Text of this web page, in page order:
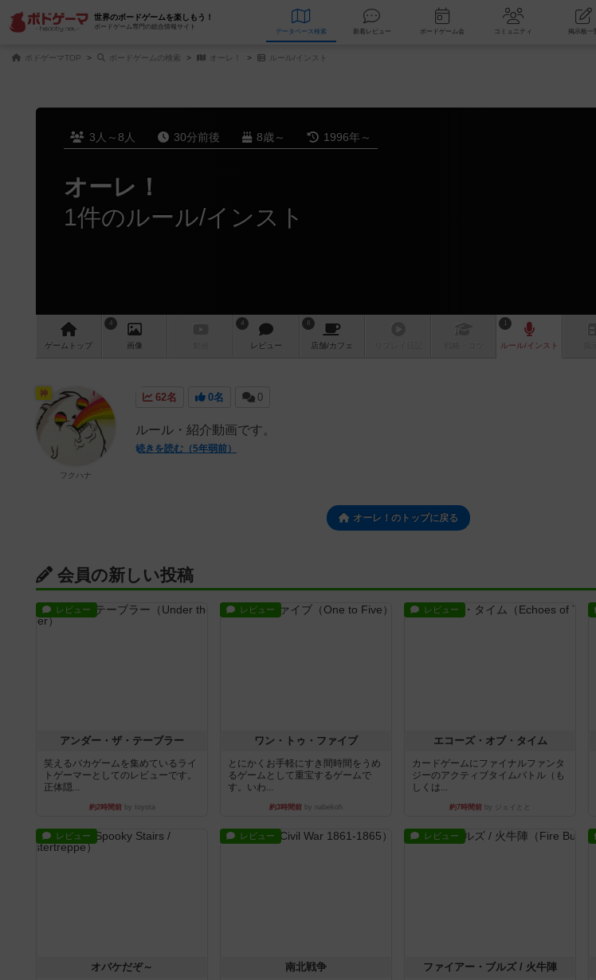
世界のボードゲームを楽しもう！
ボードゲーム専門の総合情報サイト
データベース 検索 新着レビュー ボードゲーム会 コミュニティ
ボドゲーマTOP ボードゲームの検索 オーレ！ ルール/インスト
3人～8人 30分前後 8歳～ 1996年～
オーレ！
1件のルール/インスト
ゲーム トップ
4
画像
4
レビュー
6
店舗/カフェ
1
ルール/インスト
62名 0名 0
ルール・紹介動画です。
続きを読む（5年弱前）
神
フクハナ
オーレ！のトップに戻る
会員の新しい投稿
レビュー
アンダー・ザ・テーブラー
笑えるバカゲームを集めているライ
トゲーマーとしてのレビューです。
正体隠...
約2時間前by toyota
レビュー
ワン・トゥ・ファイブ
とにかくお手軽にすき間時間をうめ
るゲームとして重宝するゲームで
す。いわ...
約3時間前 by nabekoh
レビュー
エコーズ・オブ・タイム
カードゲームにファイナルファンタ
ジーのアクティブタイムバトル（も
しくは...
約7時間前 by ジェイとと
レビュー
オバケだぞ～
レビュー
南北戦争
レビュー
ファイアー・ブルズ / 火牛陣